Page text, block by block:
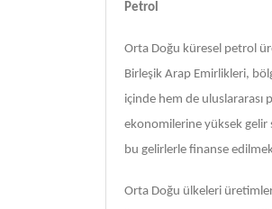
Petrol
Orta Doğu küresel petrol
Birleşik Arap Emirlikleri,
içinde hem de
ekonomilerine yüksek gelir
bu gelirlerle finanse
Orta Doğu ülkeleri